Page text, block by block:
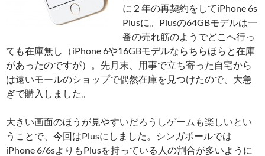
に２年の再契約をしてiPhone 6s
Plusに。Plusの64GBモデルは一
番の売れ筋のようでどこへ行っ
ても在庫無し（iPhone 6や16GBモデルならちらほらと在庫
があったのですが）。先月末、用事で立ち寄った自宅から
は遠いモールのショップで偶然在庫を見つけたので、大急
ぎで購入しました。
大きい画面のほうが見やすいだろうしゲームも楽しいとい
うことで、今回はPlusにしました。シンガポールでは
iPhone 6/6sよりもPlusを持っている人の割合が多いように